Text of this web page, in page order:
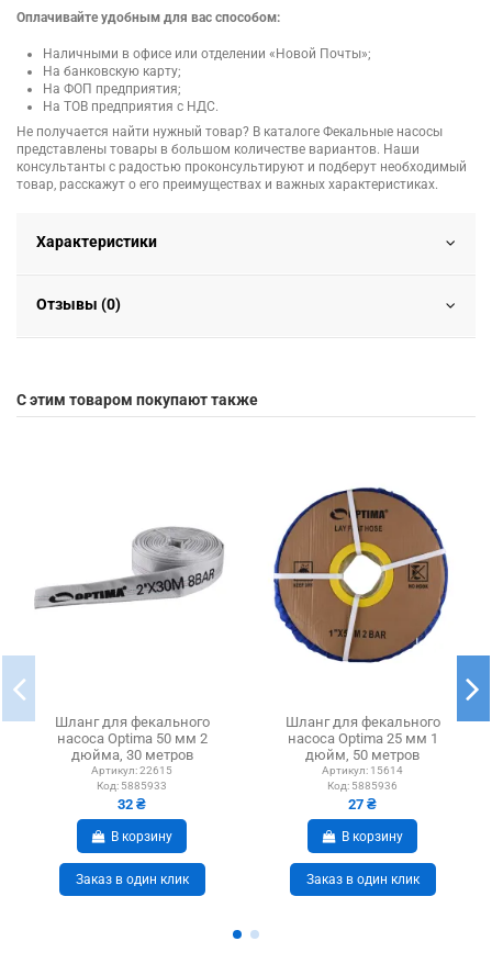
Оплачивайте удобным для вас способом:
Наличными в офисе или отделении «Новой Почты»;
На банковскую карту;
На ФОП предприятия;
На ТОВ предприятия с НДС.
Не получается найти нужный товар? В каталоге Фекальные насосы
представлены товары в большом количестве вариантов. Наши
консультанты с радостью проконсультируют и подберут необходимый
товар, расскажут о его преимуществах и важных характеристиках.
Характеристики
Отзывы (0)
С этим товаром покупают также
Шланг для фекального
насоса Optima 50 мм 2
дюйма, 30 метров
Артикул:22615
Код: 5885933
32 ₴
В корзину
Заказ в один клик
Шланг для фекального
насоса Optima 25 мм 1
дюйм, 50 метров
Артикул: 15614
Код: 5885936
27 ₴
В корзину
Заказ в один клик